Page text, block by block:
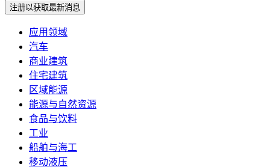
注册以获取最新消息
应用领域
汽车
商业建筑
住宅建筑
区域能源
能源与自然资源
食品与饮料
工业
船舶与海工
移动液压